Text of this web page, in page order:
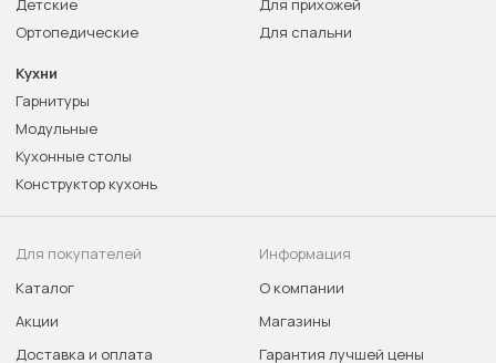
Детские
Ортопедические
Для прихожей
Для спальни
Кухни
Гарнитуры
Модульные
Кухонные столы
Конструктор кухонь
Для покупателей
Каталог
Акции
Доставка и оплата
Информация
О компании
Магазины
Гарантия лучшей цены